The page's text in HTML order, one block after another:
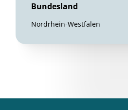
Bundesland
Nordrhein-Westfalen